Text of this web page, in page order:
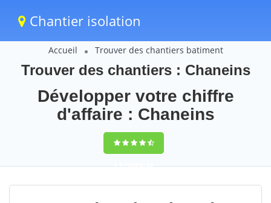
Chantier isolation
Accueil Trouver des chantiers batiment
Trouver des chantiers : Chaneins
Développer votre chiffre
d'affaire : Chaneins
9,5(100%)60
votes